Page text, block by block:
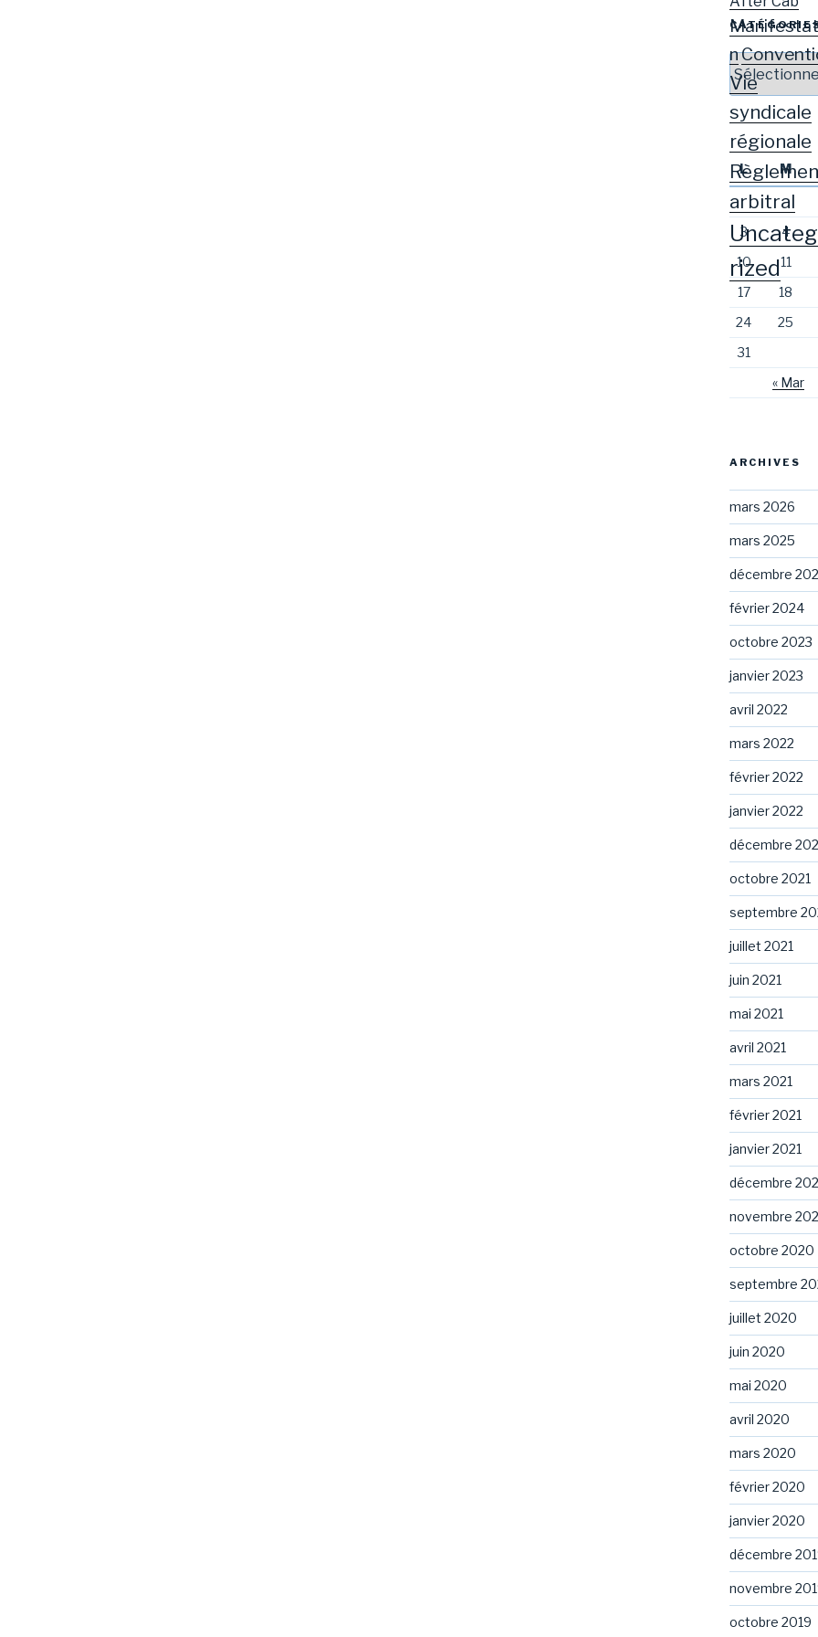
n
Vie
syndicale
régionale
arbitral
rized
Catégories
L M
« Mar
3
4
10
11
17
18
24
25
31
ARCHIVES
mars 2026
mars 2025
décembre
février 2024
octobre 2023
janvier 2023
avril 2022
mars 2022
février 2022
janvier 2022
décembre
octobre 2021
septembre
juillet 2021
juin 2021
mai 2021
avril 2021
mars 2021
février 2021
janvier 2021
décembre
novembre
octobre 2020
septembre
juillet 2020
juin 2020
mai 2020
avril 2020
mars 2020
février 2020
janvier 2020
décembre
novembre
octobre 2019